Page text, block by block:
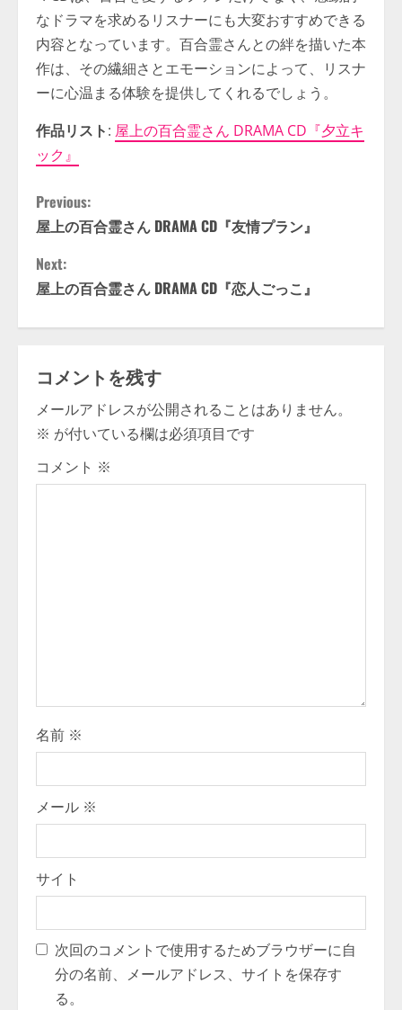
なドラマを求めるリスナーにも大変おすすめできる
内容となっています。百合霊さんとの絆を描いた本
作は、その繊細さとエモーションによって、リスナ
ーに心温まる体験を提供してくれるでしょう。
作品リスト: 屋上の百合霊さん DRAMA CD『夕立キ
ック』
C
o
n
t
n
u
e
n
g
Previous:
屋上の百合霊さん DRAMA CD『友情プラン』
Next:
屋上の百合霊さん DRAMA CD『恋人ごっこ』
コメントを残す
メールアドレスが公開されることはありません。
※ が付いている欄は必須項目です
コメント ※
名前 ※
メール ※
サイト
次回のコメントで使用するためブラウザーに自
分の名前、メールアドレス、サイトを保存す
る。